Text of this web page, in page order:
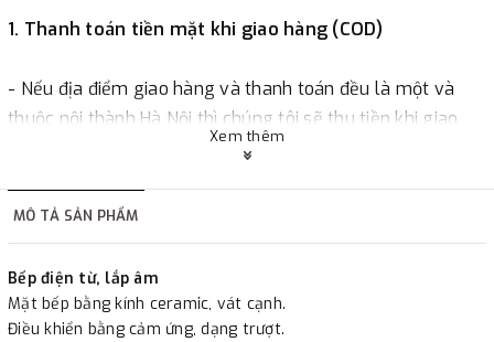
1. Thanh toán tiền mặt khi giao hàng (COD)
- Nếu địa điểm giao hàng và thanh toán đều là một và
thuộc nội thành Hà Nội thì chúng tôi sẽ thu tiền khi giao
hàng hoặc khách hàng đặt tiền trước một phần giá trị đơn
2. Thanh toán trực tiếp tại :
-Showroom Thanh HươngĐịa chỉ : 23 phố Cát Linh,
phường Cát Linh, quận Đống Đa, Hà Nội.
Xem thêm
MÔ TẢ SẢN PHẨM
Bếp điện từ, lắp âm
Mặt bếp bằng kính ceramic, vát cạnh.
Điều khiển bằng cảm ứng, dạng trượt.